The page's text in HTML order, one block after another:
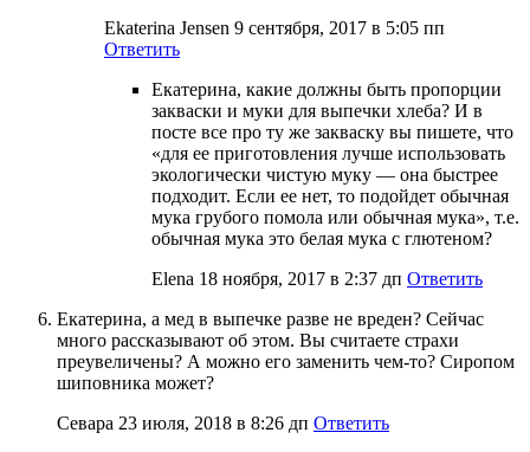
Ekaterina Jensen 9 сентября, 2017 в 5:05 пп
Ответить
Екатерина, какие должны быть пропорции
закваски и муки для выпечки хлеба? И в
посте все про ту же закваску вы пишете, что
«для ее приготовления лучше использовать
экологически чистую муку — она быстрее
подходит. Если ее нет, то подойдет обычная
мука грубого помола или обычная мука», т.е.
обычная мука это белая мука с глютеном?
Elena 18 ноября, 2017 в 2:37 дп Ответить
Екатерина, а мед в выпечке разве не вреден? Сейчас
много рассказывают об этом. Вы считаете страхи
преувеличены? А можно его заменить чем-то? Сиропом
шиповника может?
Севара 23 июля, 2018 в 8:26 дп Ответить